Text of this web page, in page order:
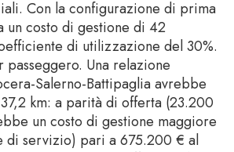
Con la configurazione di prima
un costo di gestione di 42
di utilizzazione del 30%.
Una relazione
Salerno-Battipaglia avrebbe
km: a parità di offerta (23.200
un costo di gestione maggiore
di servizio) pari a 675.200 € al